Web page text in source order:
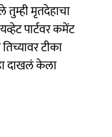
तुम्ही मृतदेहाचा
पार्टवर कमेंट
टीका
दाखलं केला